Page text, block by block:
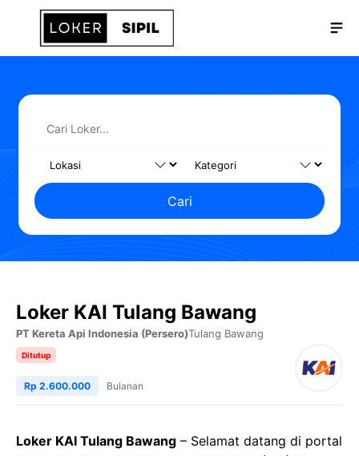
Langsung
Cari
Loker KAI Tulang Bawang
PT Kereta Api Indonesia (Persero)Tulang Bawang
Ditutup
Rp 2.600.000 Bulanan
Loker KAI Tulang Bawang – Selamat datang di portal